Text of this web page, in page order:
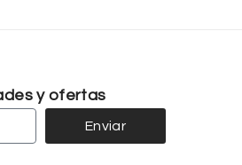
y ofertas
Enviar